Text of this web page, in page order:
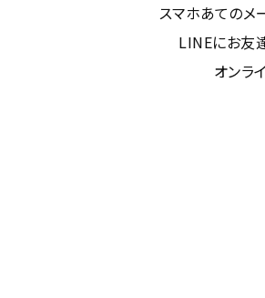
スマホあてのメ
LINEにお友
オンラ